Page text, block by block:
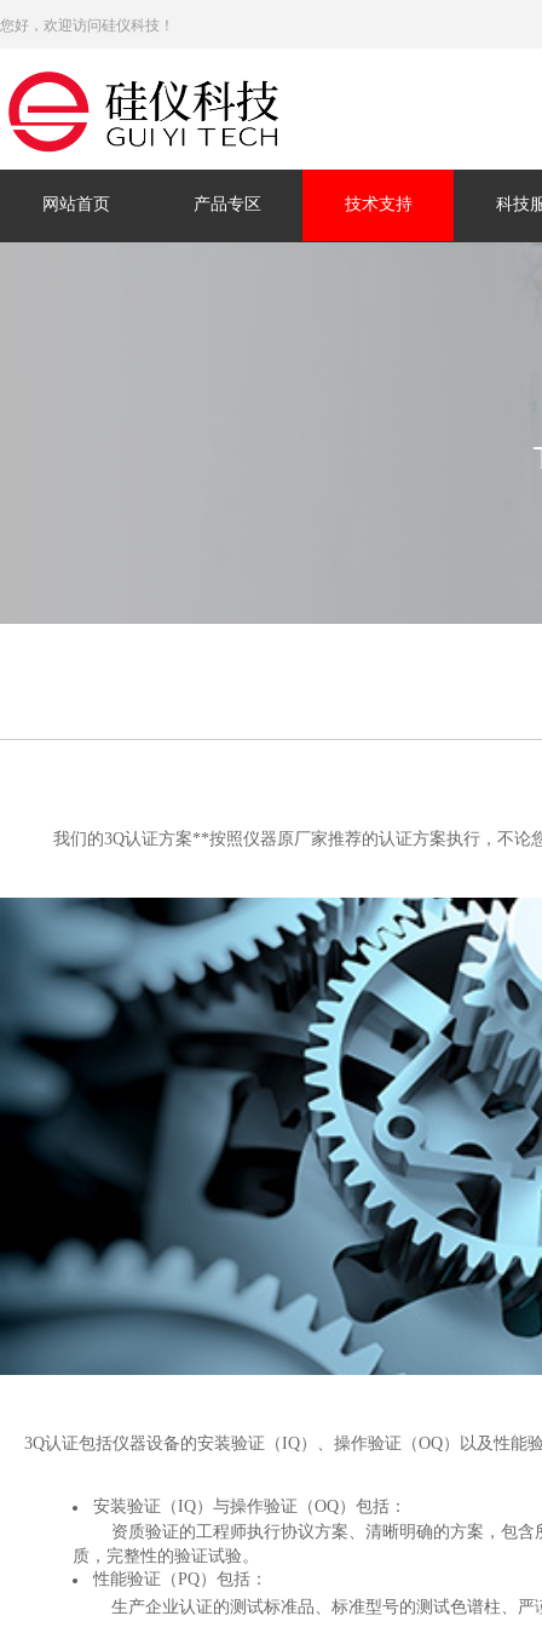
您好，欢迎访问硅仪科技！
网站首页 产品专区 技术支持 科技
我们的3Q认证方案**按照仪器原厂家推荐的认证方案执行，不论
3Q认证包括仪器设备的安装验证（IQ）、操作验证（OQ）以及性能
安装验证​（IQ）与操作验证（OQ）包括：
资质验证的工程师执行协议方案、清晰明确的方案，包
质，完整性的验证试验。
性​能验​证​ （PQ）包括：
生产企业认证的测试标准品、标准型号的测试色谱柱、 严